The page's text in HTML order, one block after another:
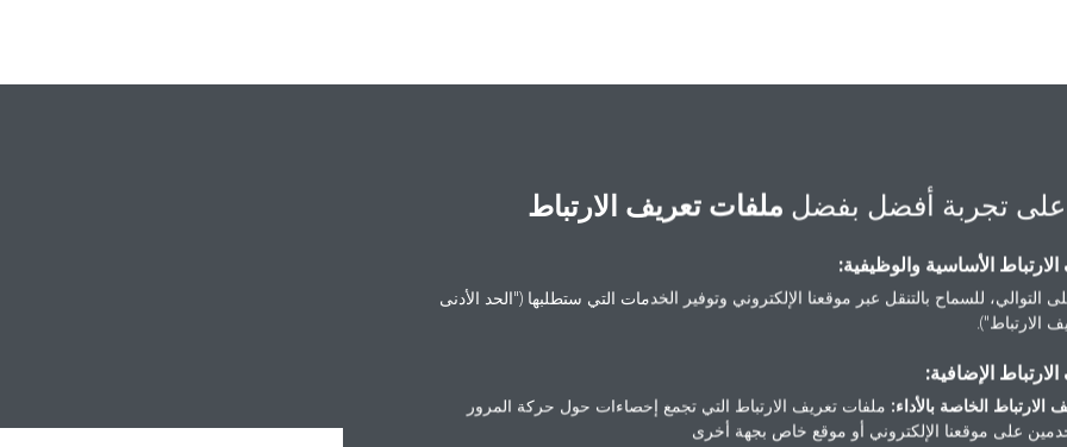
استهلاك طاقة منخفض
تؤدي جميع الإجراءات المتخذة في مشروع Velocity إلى مبنى منخفض استهلاك الطاقة للغاية، مع 9 يورو/ متر مربع فقط
في Velocity مع مكتب نموذجي في المملكة المتحدة.
تجربة أفضل بفضل ملفات تعريف الارتباط
الأساسية والوظيفية:
التوالي، للسماح بالتنقل عبر موقعنا الإلكتروني وتوفير الخدمات التي ستطلبها ("الحد الأدنى
الارتباط").
الإضافية:
الارتباط الخاصة بالأداء: ملفات تعريف الارتباط التي تجمع إحصاءات حول حركة المرور
على موقعنا الإلكتروني أو موقع خاص بجهة أخرى